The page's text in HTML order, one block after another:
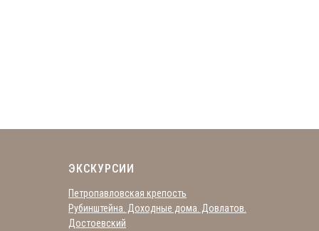
ЭКСКУРСИИ
Петропавловская крепость
Рубинштейна. Доходные дома. Довлатов.
Достоевский